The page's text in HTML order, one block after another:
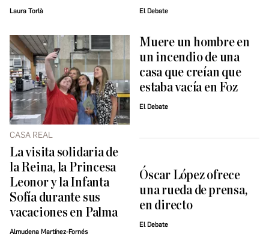
Laura Torlà El Debate
CASA REAL
La visita solidaria de
la Reina, la Princesa
Leonor y la Infanta
Sofía durante sus
vacaciones en Palma
Almudena Martínez-Fornés
Muere un hombre en
un incendio de una
casa que creían que
estaba vacía en Foz
El Debate
Óscar López ofrece
una rueda de prensa,
en directo
El Debate